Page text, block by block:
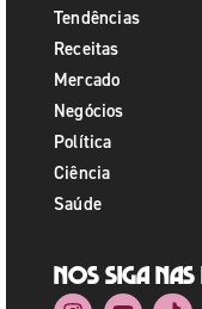
Tendências
Receitas
Mercado
Negócios
Política
Ciência
Saúde
Nos siga